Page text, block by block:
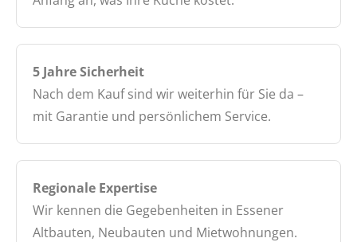
5 Jahre Sicherheit
Nach dem Kauf sind wir weiterhin für Sie da –
mit Garantie und persönlichem Service.
Regionale Expertise
Wir kennen die Gegebenheiten in Essener
Altbauten, Neubauten und Mietwohnungen.